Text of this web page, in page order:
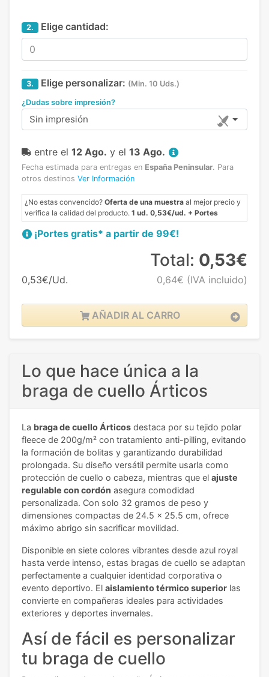
2. Elige cantidad:
3. Elige personalizar: (Min. 10 Uds.)
¿Dudas sobre impresión?
Sin impresión
entre el 12 Ago. y el 13 Ago.
Fecha estimada para entregas en España Peninsular. Para
otros destinos Ver Información
¿No estas convencido? Oferta de una muestra al mejor precio y
verifica la calidad del producto. 1 ud. 0,53€/ud. + Portes
¡Portes gratis* a partir de 99€!
0,53€/Ud.
Total: 0,53€
0,64€ (IVA incluido)
AÑADIR AL CARRO
Lo que hace única a la
braga de cuello Árticos
La braga de cuello Árticos destaca por su tejido polar
fleece de 200g/m² con tratamiento anti-pilling, evitando
la formación de bolitas y garantizando durabilidad
prolongada. Su diseño versátil permite usarla como
protección de cuello o cabeza, mientras que el ajuste
regulable con cordón asegura comodidad
personalizada. Con solo 32 gramos de peso y
dimensiones compactas de 24.5 x 25.5 cm, ofrece
máximo abrigo sin sacrificar movilidad.
Disponible en siete colores vibrantes desde azul royal
hasta verde intenso, estas bragas de cuello se adaptan
perfectamente a cualquier identidad corporativa o
evento deportivo. El aislamiento térmico superior las
convierte en compañeras ideales para actividades
exteriores y deportes invernales.
Así de fácil es personalizar
tu braga de cuello